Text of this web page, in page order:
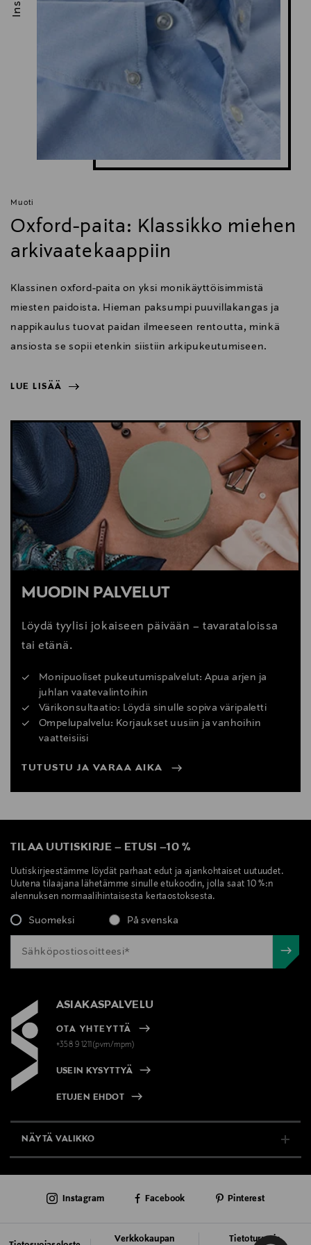
Muoti
Oxford-paita: Klassikko miehen
arkivaatekaappiin
Klassinen oxford-paita on yksi monikäyttöisimmistä
miesten paidoista. Hieman paksumpi puuvillakangas ja
nappikaulus tuovat paidan ilmeeseen rentoutta, minkä
ansiosta se sopii etenkin siistiin arkipukeutumiseen.
LUE LISÄÄ
LUE LISÄÄ
MUODIN PALVELUT
Löydä tyylisi jokaiseen päivään – tavarataloissa
tai etänä.
Monipuoliset pukeutumispalvelut: Apua arjen ja
juhlan vaatevalintoihin
Värikonsultaatio: Löydä sinulle sopiva väripaletti
Ompelupalvelu: Korjaukset uusiin ja vanhoihin
vaatteisiisi
TUTUSTU JA VARAA AIKA
TILAA UUTISKIRJE – ETUSI –10 %
Uutiskirjeestämme löydät parhaat edut ja ajankohtaiset uutuudet.
Uutena tilaajana lähetämme sinulle etukoodin, jolla saat 10 %:n
alennuksen normaalihintaisesta kertaostoksesta.
Suomeksi På svenska
ASIAKASPALVELU
OTA YHTEYTTÄ
+358 9 1211(pvm/mpm)
USEIN KYSYTTYÄ
ETUJEN EHDOT
NÄYTÄ VALIKKO
AJANKOHTAISTA
Verkkokaupan Tietoturva ja
Instagram Facebook Pinterest